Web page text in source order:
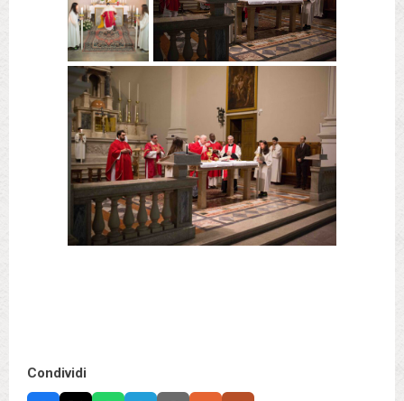
Condividi